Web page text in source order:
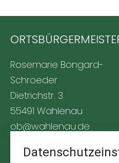
Rosemarie Bongard-
Schroeder
Dietrichstr. 3
55491 Wahlenau
ob@wahlenau.de